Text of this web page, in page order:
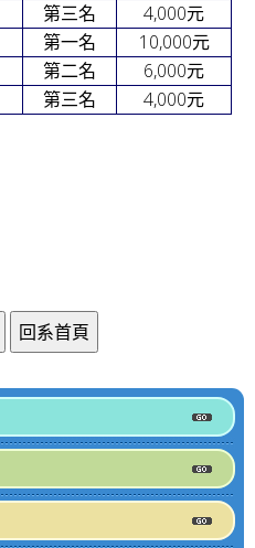
第三名 4,000元
第一名 10,000元
第二名 6,000元
第三名 4,000元